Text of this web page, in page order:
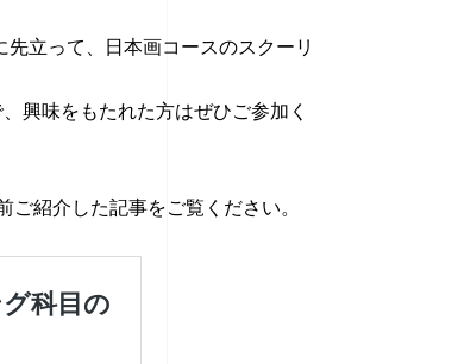
立って、日本画コースのスクーリ
興味をもたれた方はぜひご参加く
紹介した記事をご覧ください。